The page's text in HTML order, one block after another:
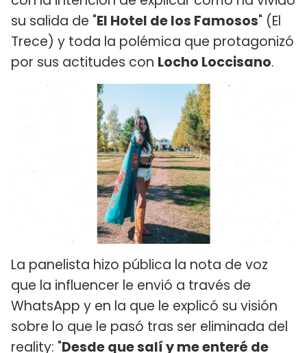
su salida de "El Hotel de los Famosos" (El
Trece) y toda la polémica que protagonizó
por sus actitudes con Locho Loccisano.
La panelista hizo pública la nota de voz
que la influencer le envió a través de
WhatsApp y en la que le explicó su visión
sobre lo que le pasó tras ser eliminada del
reality: "Desde que salí y me enteré de